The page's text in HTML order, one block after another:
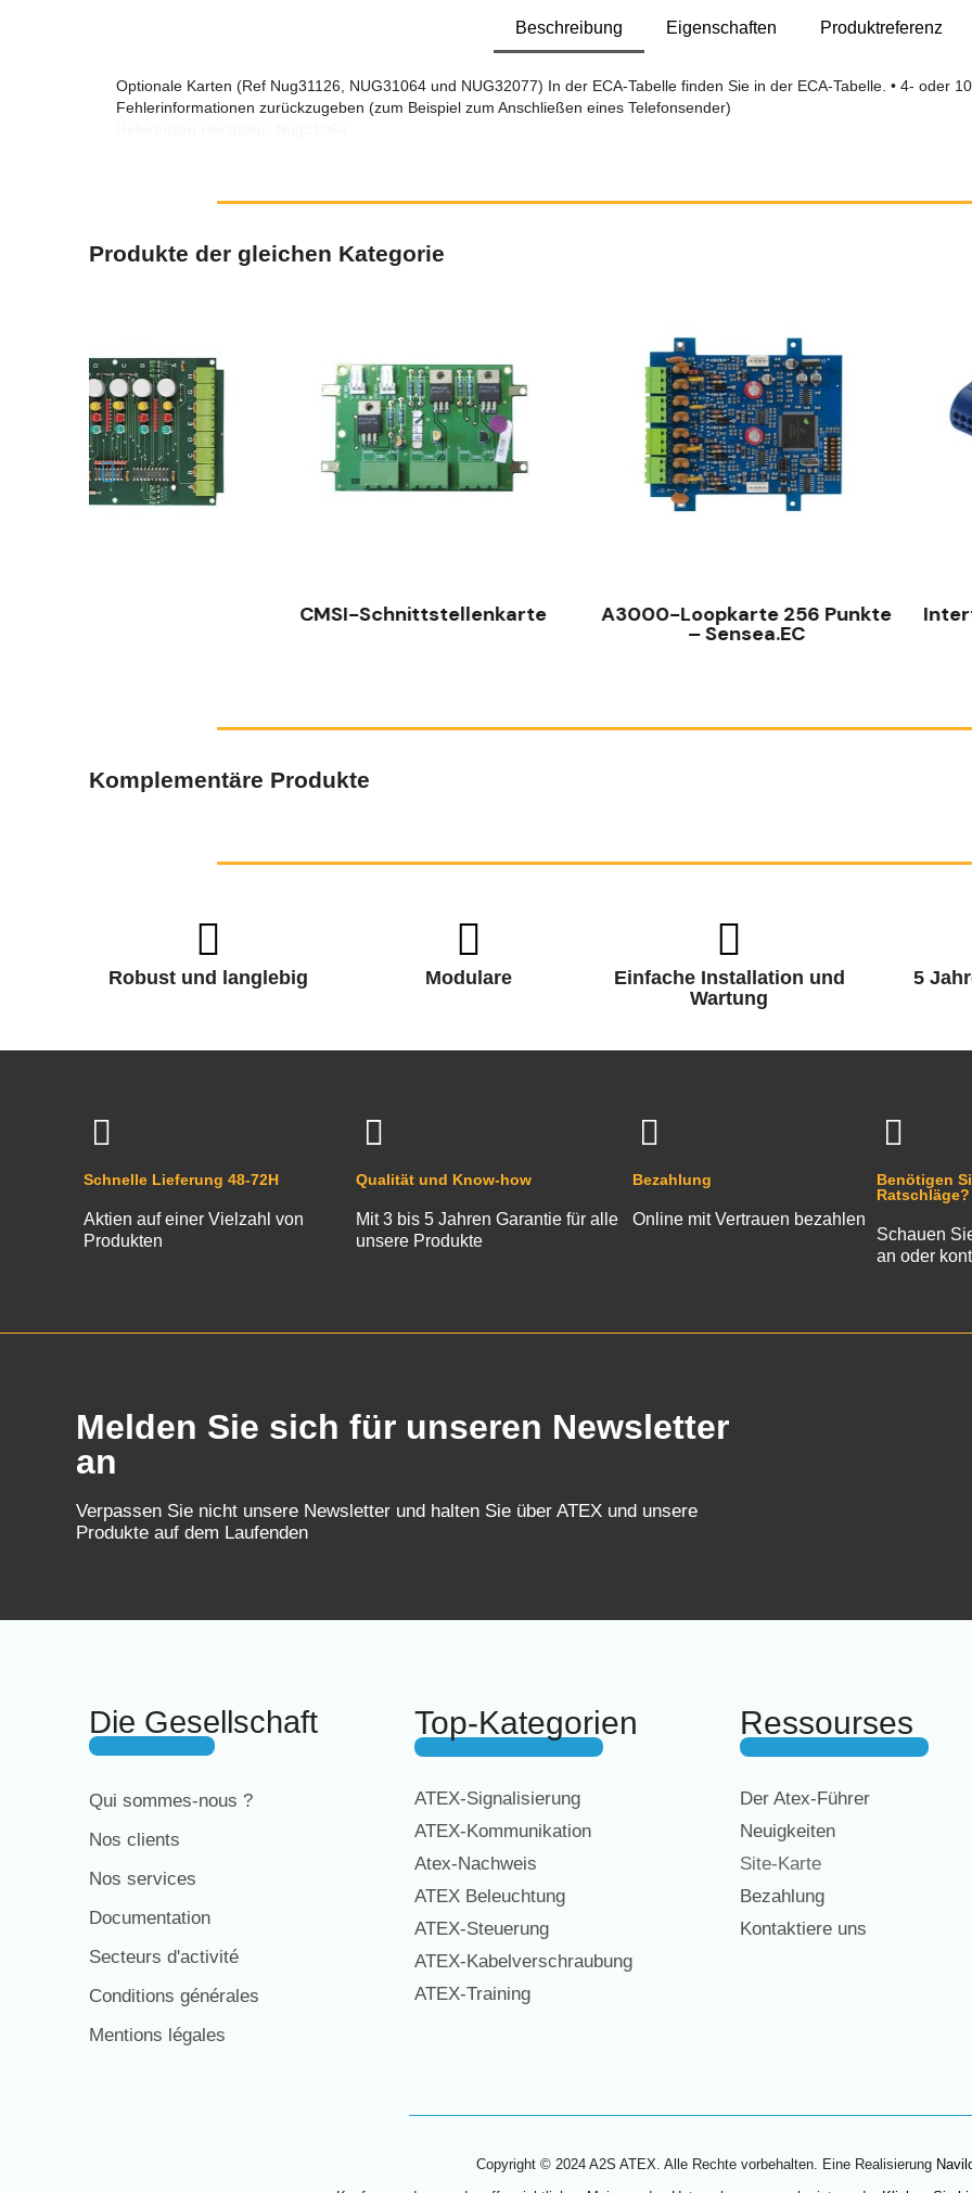
Beschreibung Eigenschaften Produktreferenz
Optionale Karten (Ref Nug31126, NUG31064 und NUG32077) In der ECA-Tabelle finden Sie in der ECA-Tabelle. • 4- oder
Fehlerinformationen zurückzugeben (zum Beispiel zum Anschließen eines Telefonsender)
Produkte der gleichen Kategorie
CMSI-Schnittstellenkarte A3000-Loopkarte 256 Punkte Interf. EC720 LON /
Komplementäre Produkte
Robust und langlebig Modulare
Einfache Installation und
Wartung
5
Schnelle Lieferung 48-72H
Aktien auf einer Vielzahl von
Produkten
Qualität und Know-how
Mit 3 bis 5 Jahren Garantie für alle
unsere Produkte
Bezahlung
Online mit Vertrauen bezahlen
Benötigen
Ratschläge?
Schauen
an oder
Melden Sie sich für unseren Newsletter
an
Verpassen Sie nicht unsere Newsletter und halten Sie über ATEX und unsere
Produkte auf dem Laufenden
Die Gesellschaft
Qui sommes-nous ?
Nos clients
Nos services
Documentation
Secteurs d'activité
Conditions générales
Mentions légales
Top-Kategorien
ATEX-Signalisierung
ATEX-Kommunikation
Atex-Nachweis
ATEX Beleuchtung
ATEX-Steuerung
ATEX-Kabelverschraubung
ATEX-Training
Ressourses
Der Atex-Führer
Neuigkeiten
Site-Karte
Bezahlung
Kontaktiere uns
Copyright © 2024 A2S ATEX. Alle Rechte vorbehalten. Eine Realisierung